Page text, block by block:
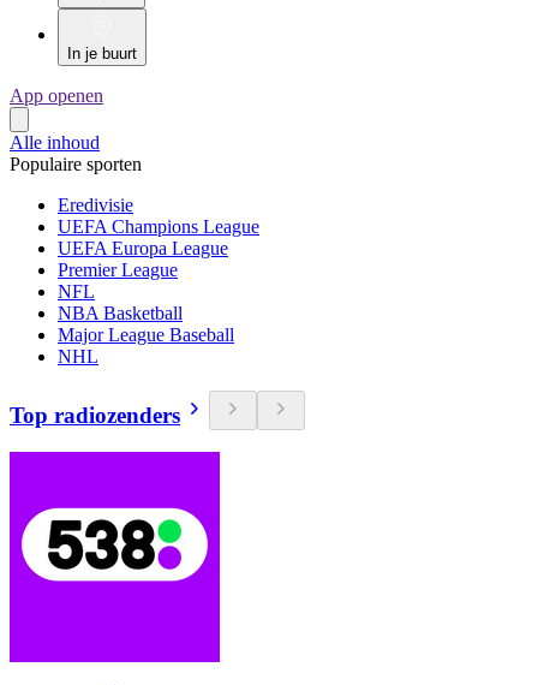
In je buurt
App openen
Alle inhoud
Populaire sporten
Eredivisie
UEFA Champions League
UEFA Europa League
Premier League
NFL
NBA Basketball
Major League Baseball
NHL
Top radiozenders